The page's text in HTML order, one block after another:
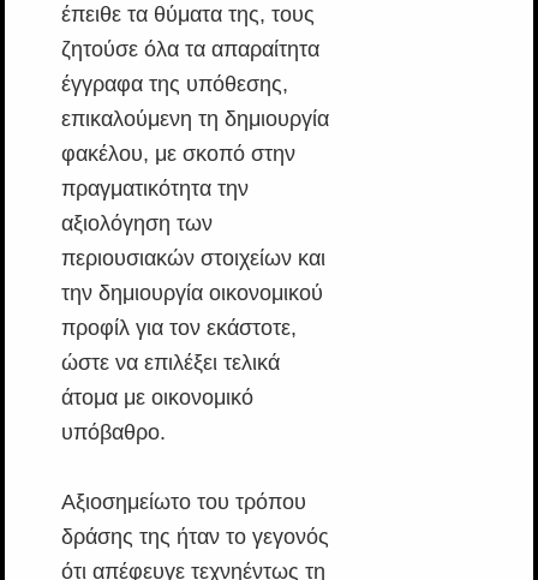
έπειθε τα θύματα της, τους
ζητούσε όλα τα απαραίτητα
έγγραφα της υπόθεσης,
επικαλούμενη τη δημιουργία
φακέλου, με σκοπό στην
πραγματικότητα την
αξιολόγηση των
περιουσιακών στοιχείων και
την δημιουργία οικονομικού
προφίλ για τον εκάστοτε,
ώστε να επιλέξει τελικά
άτομα με οικονομικό
υπόβαθρο.
Αξιοσημείωτο του τρόπου
δράσης της ήταν το γεγονός
ότι απέφευγε τεχνηέντως τη